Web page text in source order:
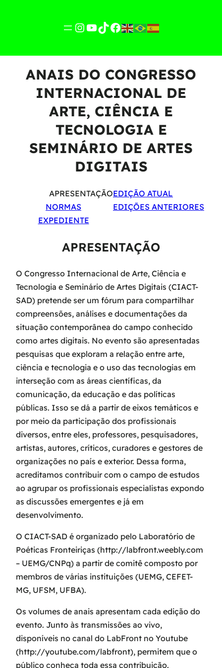
Instagram
YouTube
TikTok
Facebook
ANAIS DO CONGRESSO
INTERNACIONAL DE
ARTE, CIÊNCIA E
TECNOLOGIA E
SEMINÁRIO DE ARTES
DIGITAIS
APRESENTAÇÃOEDIÇÃO ATUAL
NORMAS
EDIÇÕES ANTERIORES
EXPEDIENTE
APRESENTAÇÃO
O Congresso Internacional de Arte, Ciência e
Tecnologia e Seminário de Artes Digitais (CIACT-
SAD) pretende ser um fórum para compartilhar
compreensões, análises e documentações da
situação contemporânea do campo conhecido
como artes digitais. No evento são apresentadas
pesquisas que exploram a relação entre arte,
ciência e tecnologia e o uso das tecnologias em
interseção com as áreas científicas, da
comunicação, da educação e das políticas
públicas. Isso se dá a partir de eixos temáticos e
por meio da participação dos profissionais
diversos, entre eles, professores, pesquisadores,
artistas, autores, críticos, curadores e gestores de
organizações no país e exterior. Dessa forma,
acreditamos contribuir com o campo de estudos
ao agrupar os profissionais especialistas expondo
as discussões emergentes e já em
desenvolvimento.​​
O CIACT-SAD é organizado pelo Laboratório de
Poéticas Fronteiriças (http://labfront.weebly.com
– UEMG/CNPq) a partir de comitê composto por
membros de várias instituições (UEMG, CEFET-
MG, UFSM, UFBA).
Os volumes de anais apresentam cada edição do
evento. Junto às transmissões ao vivo,
disponíveis no canal do LabFront no Youtube
(http://youtube.com/labfront), permitem que o
público conheça toda essa contribuição.